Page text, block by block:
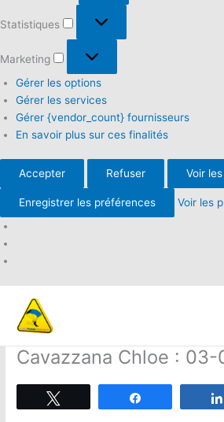
Statistiques
Marketing
Gérer les options
Gérer les services
Gérer {vendor_count} fournisseurs
En savoir plus sur ces finalités
Accepter Refuser Voir
Enregistrer les préférences Voir les
contenu
Cavazzana Chloe :